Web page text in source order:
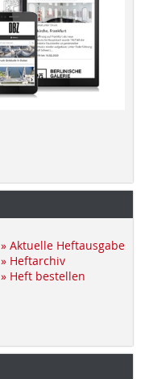
» Aktuelle Heftausgabe
» Heftarchiv
» Heft bestellen